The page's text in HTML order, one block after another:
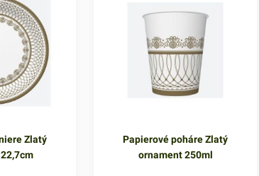
Zlatý
Papierové poháre Zlatý
ornament 250ml